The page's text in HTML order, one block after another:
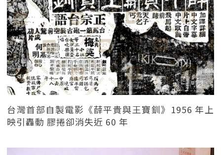
台灣首部自製電影《薛平貴與王寶釧》1956 年上
映引轟動 膠捲卻消失近 60 年